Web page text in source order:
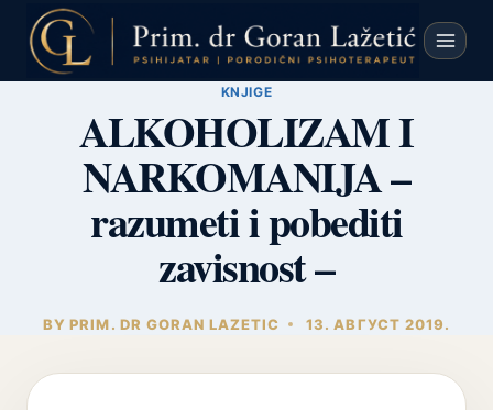
content
KNJIGE
ALKOHOLIZAM I
NARKOMANIJA –
razumeti i pobediti
zavisnost –
BY PRIM. DR GORAN LAZETIC 13. АВГУСТ 2019.